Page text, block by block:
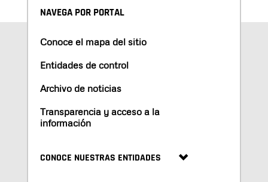
NAVEGA POR PORTAL
Conoce el mapa del sitio
Entidades de control
Archivo de noticias
Transparencia y acceso a la
información
CONOCE NUESTRAS ENTIDADES